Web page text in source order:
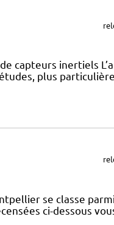
capteurs inertiels
plus
se classe
ci-dessous